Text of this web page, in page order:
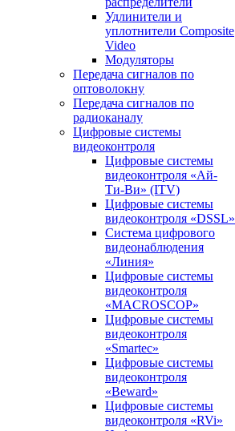
Удлинители и
уплотнители Сomposite
Video
Модуляторы
Передача сигналов по
оптоволокну
Передача сигналов по
радиоканалу
Цифровые системы
видеоконтроля
Цифровые системы
видеоконтроля «Ай-
Ти-Ви» (ITV)
Цифровые системы
видеоконтроля «DSSL»
Система цифрового
видеонаблюдения
«Линия»
Цифровые системы
видеоконтроля
«MACROSCOP»
Цифровые системы
видеоконтроля
«Smartec»
Цифровые системы
видеоконтроля
«Beward»
Цифровые системы
видеоконтроля «RVi»